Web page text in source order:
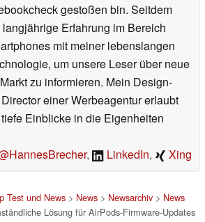
gestoßen bin. Seitdem
Erfahrung im Bereich
mit meiner lebenslangen
um unsere Leser über neue
zu informieren. Mein Design-
einer Werbeagentur erlaubt
Einblicke in die Eigenheiten
, LinkedIn, Xing
Test und News> News> Newsarchiv> News
Lösung für AirPods-Firmware-Updates